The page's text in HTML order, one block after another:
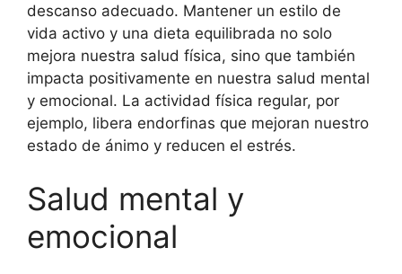
descanso adecuado. Mantener un estilo de
vida activo y una dieta equilibrada no solo
mejora nuestra salud física, sino que también
impacta positivamente en nuestra salud mental
y emocional. La actividad física regular, por
ejemplo, libera endorfinas que mejoran nuestro
estado de ánimo y reducen el estrés.
Salud mental y
emocional